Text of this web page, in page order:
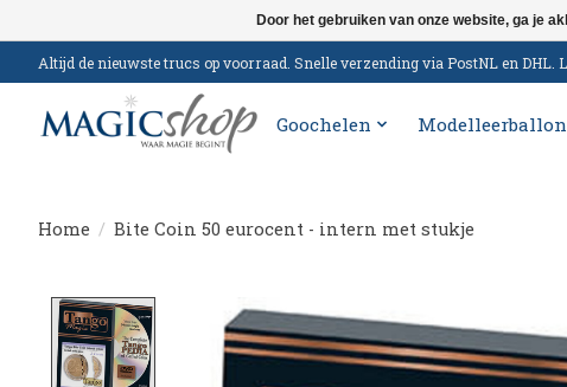
Altijd de nieuwste trucs op voorraad. Snelle verzending via PostNL en
Goochelen
Home / Bite Coin 50 eurocent - intern met stukje
Product image slideshow Items
Door het gebruiken van onze website, ga je